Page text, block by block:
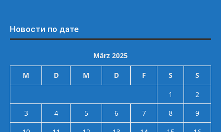
Новости по дате
März 2025
M D M D F S S
1
2
3
4 5 6 7 8
9